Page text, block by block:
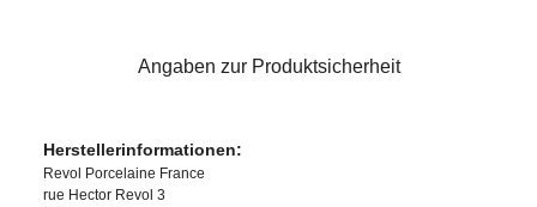
Angaben zur Produktsicherheit
Herstellerinformationen:
Revol Porcelaine France
rue Hector Revol 3